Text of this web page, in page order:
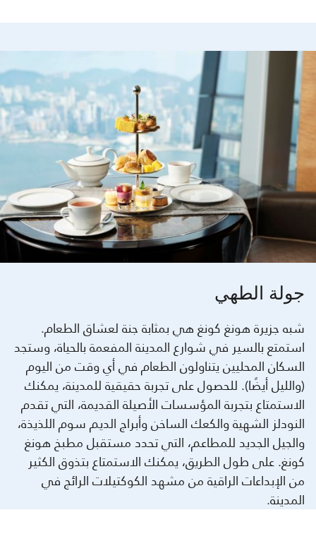
جولة الطهي
شبه جزيرة هونغ كونغ هي بمثابة جنة لعشاق الطعام.
استمتع بالسير في شوارع المدينة المفعمة بالحياة، وستجد
السكان المحليين يتناولون الطعام في أي وقت من اليوم
(والليل أيضًا). للحصول على تجربة حقيقية للمدينة، يمكنك
الاستمتاع بتجربة المؤسسات الأصيلة القديمة، التي تقدم
النودلز الشهية والكعك الساخن وأبراج الديم سوم اللذيذة،
والجيل الجديد للمطاعم، التي تحدد مستقبل مطبخ هونغ
كونغ. على طول الطريق، يمكنك الاستمتاع بتذوق الكثير
من الإبداعات الراقية من مشهد الكوكتيلات الرائج في
المدينة.